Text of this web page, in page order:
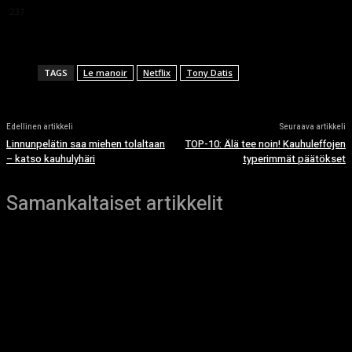
TAGS Le manoir Netflix Tony Datis
Edellinen artikkeli
Linnunpelätin saa miehen tolaltaan
– katso kauhulyhäri
Seuraava artikkeli
TOP-10: Älä tee noin! Kauhuleffojen
typerimmät päätökset
Samankaltaiset artikkelit